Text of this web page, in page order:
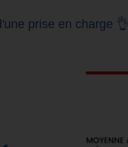
prise en charge 👌